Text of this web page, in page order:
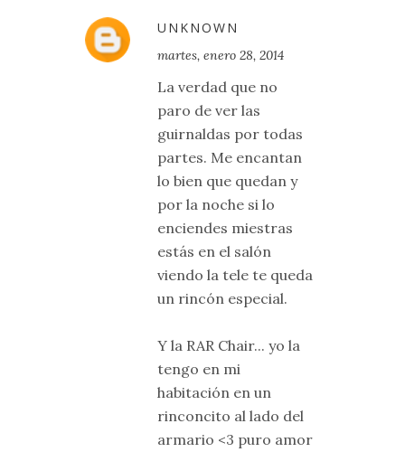
UNKNOWN
martes, enero 28, 2014
La verdad que no
paro de ver las
guirnaldas por todas
partes. Me encantan
lo bien que quedan y
por la noche si lo
enciendes miestras
estás en el salón
viendo la tele te queda
un rincón especial.
Y la RAR Chair... yo la
tengo en mi
habitación en un
rinconcito al lado del
armario <3 puro amor